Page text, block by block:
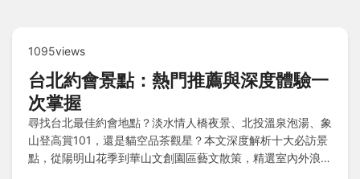
1095views
台北約會景點：熱門推薦與深度體驗一
次掌握
尋找台北最佳約會地點？淡水情人橋夜景、北投溫泉泡湯、象
山登高賞101，還是貓空品茶觀星？本文深度解析十大必訪景
點，從陽明山花季到華山文創園區藝文散策，精選室內外浪漫